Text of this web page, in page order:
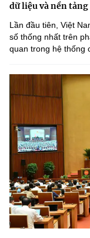
dữ liệu và nền tảng
Lần đầu tiên, Việt
số thống nhất trên
quan trong hệ thống